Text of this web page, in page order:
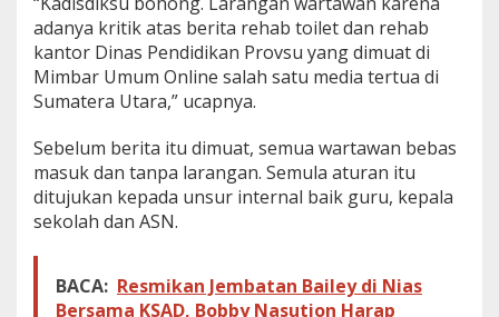
l
i
k
,
e
a
t
i
t
D
adanya kritik atas berita rehab toilet dan rehab
kantor Dinas Pendidikan Provsu yang dimuat di
Mimbar Umum Online salah satu media tertua di
Sumatera Utara,” ucapnya.
Sebelum berita itu dimuat, semua wartawan bebas
masuk dan tanpa larangan. Semula aturan itu
ditujukan kepada unsur internal baik guru, kepala
sekolah dan ASN.
BACA: Resmikan Jembatan Bailey di Nias
Bersama KSAD, Bobby Nasution Harap